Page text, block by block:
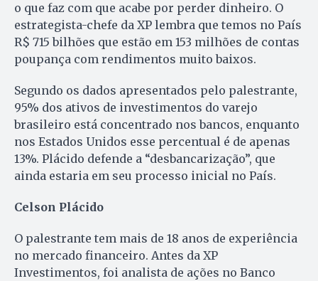
o que faz com que acabe por perder dinheiro. O
estrategista-chefe da XP lembra que temos no País
R$ 715 bilhões que estão em 153 milhões de contas
poupança com rendimentos muito baixos.
Segundo os dados apresentados pelo palestrante,
95% dos ativos de investimentos do varejo
brasileiro está concentrado nos bancos, enquanto
nos Estados Unidos esse percentual é de apenas
13%. Plácido defende a “desbancarização”, que
ainda estaria em seu processo inicial no País.
Celson Plácido
O palestrante tem mais de 18 anos de experiência
no mercado financeiro. Antes da XP
Investimentos, foi analista de ações no Banco